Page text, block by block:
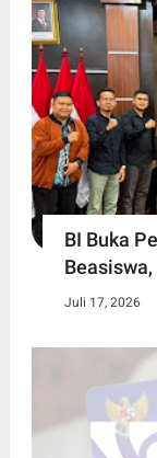
BI Buka
Juli 17, 2026